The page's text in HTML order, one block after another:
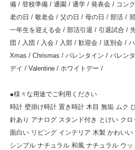
備 / 登校準備 / 通園 / 通学 / 発表会 / コン
老の日 / 敬老会 / 父の日 / 母の日 / 部活 /
一年生を迎える会 / 部活引退 / 引退試合 /
団 / 入団 / 入会 / 入部 / 歓迎会 / 送別会 /
Xmas / Chrismas / バレンタイン / バレン
デイ / Valentine / ホワイトデー /
●様々な用途でご利用ください
時計 壁掛け時計 置き時計 木目 無垢 ムク
針あり アナログ スタンド付き とけい ク
面白い リビング インテリア 木製 かわい
シンプル ナチュラル 和風 ナチュラル ウ